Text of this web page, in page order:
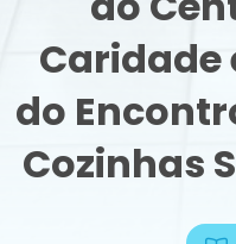
Caridade
do
Cozinhas